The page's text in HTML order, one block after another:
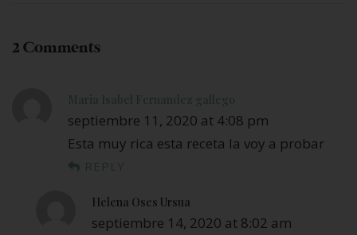
2 Comments
Maria Isabel Fernandez gallego
septiembre 11, 2020 at 4:08 pm
Esta muy rica esta receta la voy a probar
REPLY
Helena Oses Ursua
septiembre 14, 2020 at 8:02 am